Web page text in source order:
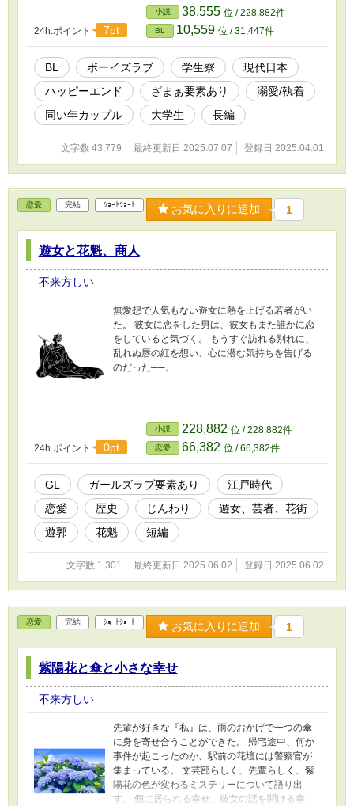
そんな彼に彼方は惹かれていく。 島の名産であ
る珊瑚を使った指輪を作り、別れ際、生まれて
初めてのキスを交わし、互いの指輪を交換し
た。 夏休みが終わって学校へ行くと、クラスメ
イトに零とキスをしているところを見られてい
て、学校どころか島中に広まってしまう。 家族
からも見放された感覚に陥った彼方は誰にも心
を開かず、交換した指輪だけを支えに生きてい
こうと決心する。 中学を卒業した後は島を出る
決意をし、高校は神奈川県にある高校へ進むと
告げた。 高校を卒業した後も島には戻らず、愛
する海の側で大学に入学した。男子学生寮に住
は中学二年のときに別れた夏川零と、元クラス
メイトで彼方を虐めていた九条海人で──。
24h.ポイント 7pt
小説 38,555 位 / 228,882件
BL 10,559 位 / 31,447件
BL ボーイズラブ 学生寮
現代日本
ハッピーエンド
ざまぁ要素あり
溺愛/執着
同い年カップル
大学生 長編
文字数 43,779 最終更新日 2025.07.07 登録日 2025.04.01
恋愛 完結 ｼｮｰﾄｼｮｰﾄ お気に入りに追加 1
遊女と花魁、商人
不来方しい
無愛想で人気もない遊女に熱を上げる若者がい
た。 彼女に恋をした男は、彼女もまた誰かに恋
をしていると気づく。 もうすぐ訪れる別れに、
乱れぬ唇の紅を想い、心に潜む気持ちを告げる
のだった──。
24h.ポイント 0pt
小説 228,882 位 / 228,882件
恋愛 66,382 位 / 66,382件
GL ガールズラブ要素あり
江戸時代
恋愛
歴史 じんわり
遊女、芸者、花街
遊郭
花魁 短編
文字数 1,301 最終更新日 2025.06.02 登録日 2025.06.02
恋愛 完結 ｼｮｰﾄｼｮｰﾄ お気に入りに追加 1
紫陽花と傘と小さな幸せ
不来方しい
先輩が好きな『私』は、雨のおかげで一つの傘
に身を寄せ合うことができた。 帰宅途中、何か
事件が起こったのか、駅前の花壇には警察官が
集まっている。 文芸部らしく、先輩らしく、紫
陽花の色が変わるミステリーについて語り出
す。 側に居られる幸せ、彼女の話を聞ける幸